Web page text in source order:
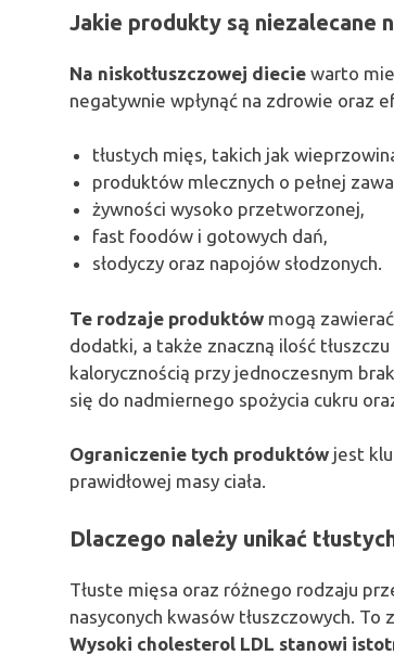
Jakie produkty są niezalecane
Na niskotłuszczowej diecie warto
negatywnie wpłynąć na zdrowie oraz
tłustych mięs, takich jak
produktów mlecznych o pełnej
żywności wysoko przetworzonej,
fast foodów i gotowych dań,
słodyczy oraz napojów słodzonych.
Te rodzaje produktów mogą
dodatki, a także znaczną ilość tłuszczu
kalorycznością przy jednoczesnym
się do nadmiernego spożycia cukru
Ograniczenie tych produktów jest
prawidłowej masy ciała.
Dlaczego należy unikać
Tłuste mięsa oraz różnego rodzaju
nasyconych kwasów tłuszczowych.
Wysoki cholesterol LDL stanowi